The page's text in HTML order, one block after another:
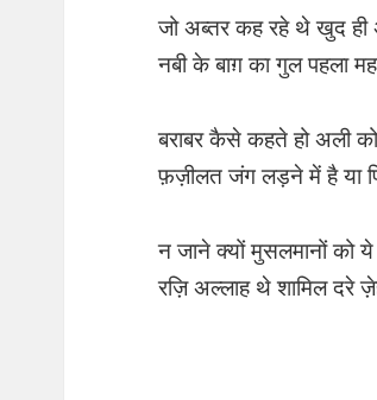
जो अब्तर कह रहे थे खुद ही
नबी के बाग़ का गुल पहला
बराबर कैसे कहते हो अली
फ़ज़ीलत जंग लड़ने में है या
न जाने क्यों मुसलमानों को ये
रज़ि अल्लाह थे शामिल दरे